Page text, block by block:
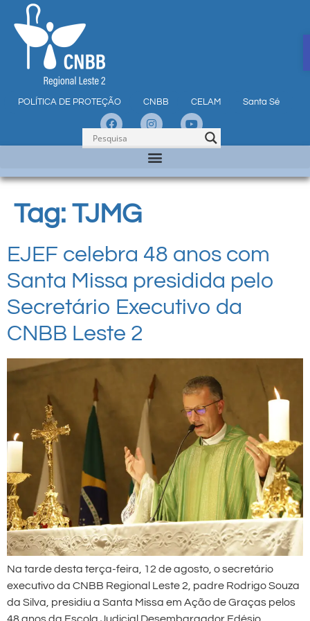
POLÍTICA DE PROTEÇÃO CNBB CELAM Santa Sé
Tag: TJMG
EJEF celebra 48 anos com
Santa Missa presidida pelo
Secretário Executivo da
CNBB Leste 2
Na tarde desta terça-feira, 12 de agosto, o secretário
executivo da CNBB Regional Leste 2, padre Rodrigo Souza
da Silva, presidiu a Santa Missa em Ação de Graças pelos